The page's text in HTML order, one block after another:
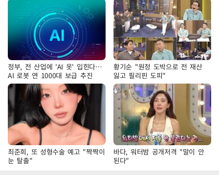
정부, 전 산업에 'AI 옷' 입힌다…
AI 로봇 연 1000대 보급 추진
황기순 "원정 도박으로 전 재산
잃고 필리핀 도피"
최준희, 또 성형수술 예고 "짝짝이
눈 탈출"
바다, 워터밤 공개저격 "말이 안
된다"